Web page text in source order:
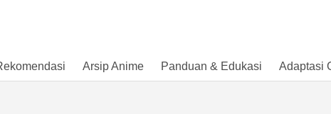
Arsip Anime Panduan & Edukasi Adaptasi